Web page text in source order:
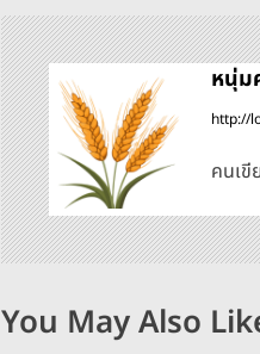
แ
น
ว
เ
รื่
อ
หนุ่ม
http://
คนเ
You May Also